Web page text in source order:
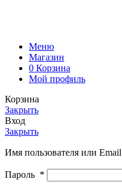
Меню
Магазин
0 Корзина
Мой профиль
Корзина
Закрыть
Вход
Закрыть
Имя пользователя или Email
Пароль *